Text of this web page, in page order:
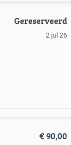
Gereserveerd
2 jul 26
€ 90,00